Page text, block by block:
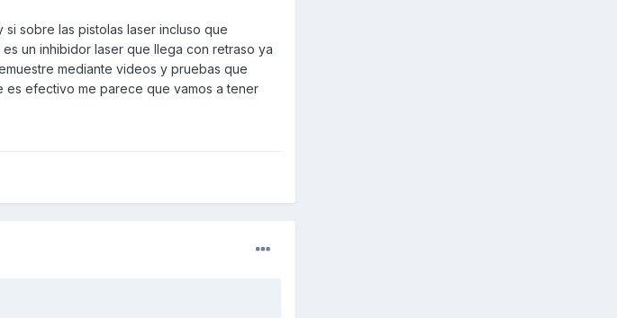
sobre las pistolas laser incluso que
un inhibidor laser que llega con retraso ya
mediante videos y pruebas que
efectivo me parece que vamos a tener